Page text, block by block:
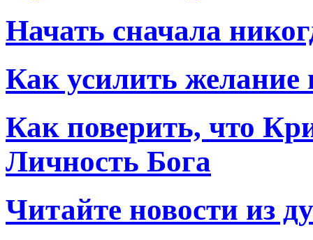
Начать сначала
Как усилить желание
Как поверить, что
Личность Бога
Читайте новости из